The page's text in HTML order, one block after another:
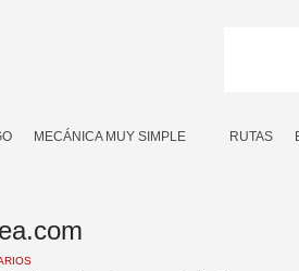
MECÁNICA MUY SIMPLE RUTAS